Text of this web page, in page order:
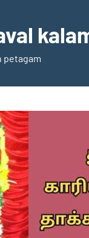
petagam